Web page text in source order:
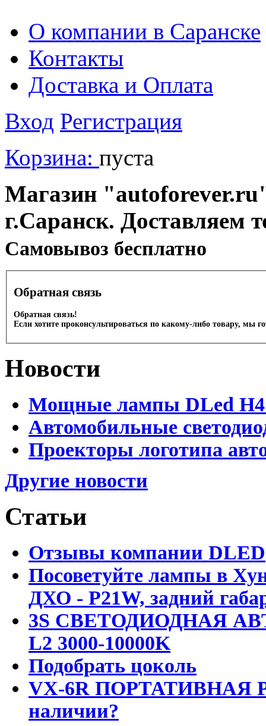
О компании в Саранске
Контакты
Доставка и Оплата
Вход Регистрация
Корзина: пуста
Магазин
г.Саранск. Доставляем
Cамовывоз бесплатно
Обратная связь
Обратная связь!
Если хотите проконсультироваться по какому-либо товару, мы
Новости
Мощные лампы DLed H4
Автомобильные
Проекторы логотипа
Другие новости
Статьи
Отзывы компании DLED
Посоветуйте лампы в
ДХО - P21W, задний
3S СВЕТОДИОДНАЯ
L2 3000-10000K
Подобрать цоколь
VX-6R ПОРТАТИВНАЯ
наличии?